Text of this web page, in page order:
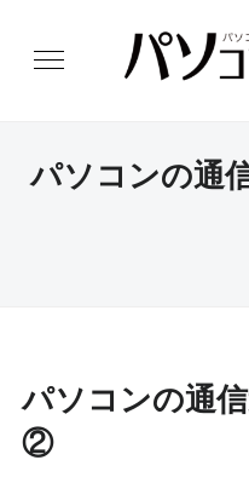
パソコンの通
パソコンの通
②